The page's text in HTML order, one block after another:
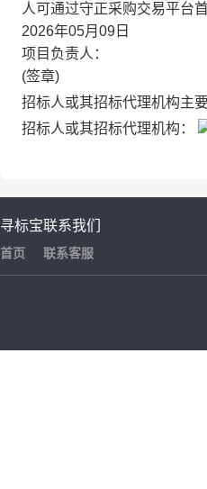
人可通过守正采购交易平台
2026年05月09日
项目负责人：
(签章)
招标人或其招标代理机构主
招标人或其招标代理机构：
寻标宝
首页
联系我们
联系客服